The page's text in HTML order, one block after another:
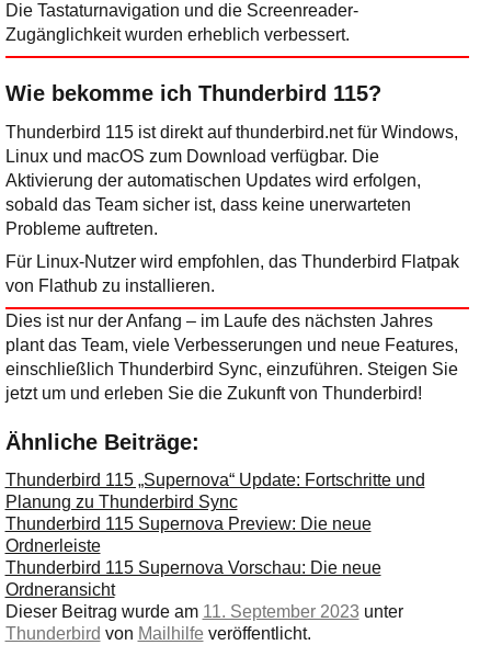
Die Tastaturnavigation und die Screenreader-
Zugänglichkeit wurden erheblich verbessert.
Wie bekomme ich Thunderbird 115?
Thunderbird 115 ist direkt auf thunderbird.net für Windows,
Linux und macOS zum Download verfügbar. Die
Aktivierung der automatischen Updates wird erfolgen,
sobald das Team sicher ist, dass keine unerwarteten
Probleme auftreten.
Für Linux-Nutzer wird empfohlen, das Thunderbird Flatpak
von Flathub zu installieren.
Dies ist nur der Anfang – im Laufe des nächsten Jahres
plant das Team, viele Verbesserungen und neue Features,
einschließlich Thunderbird Sync, einzuführen. Steigen Sie
jetzt um und erleben Sie die Zukunft von Thunderbird!
Ähnliche Beiträge:
Thunderbird 115 „Supernova“ Update: Fortschritte und
Planung zu Thunderbird Sync
Thunderbird 115 Supernova Preview: Die neue
Ordnerleiste
Thunderbird 115 Supernova Vorschau: Die neue
Ordneransicht
Dieser Beitrag wurde am 11. September 2023 unter
Thunderbird von Mailhilfe veröffentlicht.